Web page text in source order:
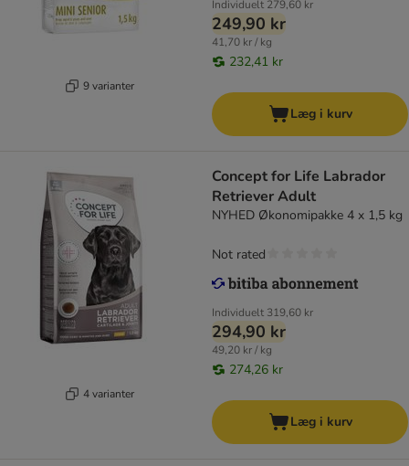
9 varianter
Individuelt 279,60 kr
249,90 kr
41,70 kr / kg
232,41 kr
Læg i kurv
4 varianter
Concept for Life Labrador
Retriever Adult
NYHED Økonomipakke 4 x 1,5 kg
Individuelt 319,60 kr
294,90 kr
49,20 kr / kg
274,26 kr
Not rated
Læg i kurv